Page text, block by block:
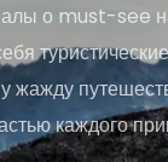
о must-see
каждого